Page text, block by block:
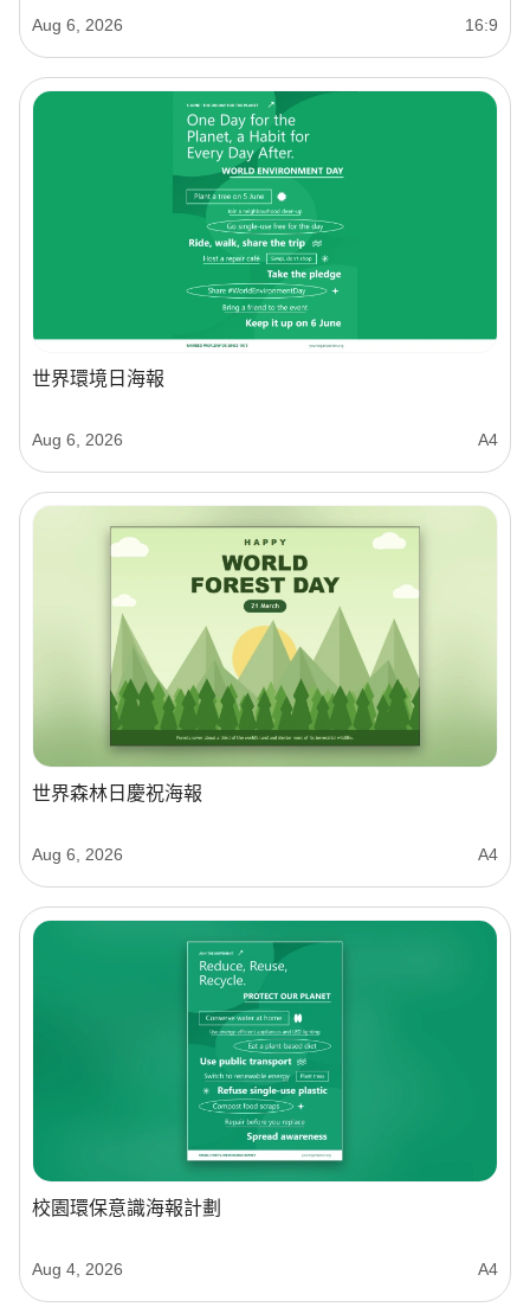
Aug 6, 2026 16:9
世界環境日海報
Aug 6, 2026 A4
世界森林日慶祝海報
Aug 6, 2026 A4
校園環保意識海報計劃
Aug 4, 2026 A4